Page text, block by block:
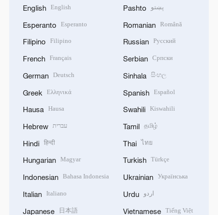
English English
Esperanto Esperanto
Filipino Filipino
French Français
German Deutsch
Greek Ελληνικά
Hausa Hausa
Hebrew עברית
Hindi हिन्दी
Hungarian Magyar
Indonesian Bahasa Indonesia
Italian Italiano
Japanese 日本語
Pashto پښتو
Romanian Română
Russian Русский
Serbian Српски
Sinhala සිංහල
Spanish Español
Swahili Kiswahili
Tamil தமிழ்
Thai ไทย
Turkish Türkçe
Ukrainian Українська
Urdu اردو
Vietnamese Tiếng Việt